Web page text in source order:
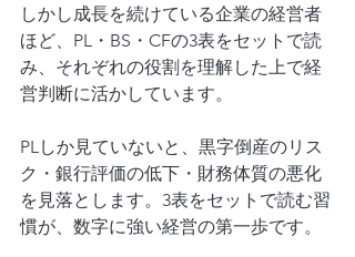
しかし成長を続けている企業の経営者
ほど、PL・BS・CFの3表をセットで読
み、それぞれの役割を理解した上で経
営判断に活かしています。
PLしか見ていないと、黒字倒産のリス
ク・銀行評価の低下・財務体質の悪化
を見落とします。3表をセットで読む習
慣が、数字に強い経営の第一歩です。